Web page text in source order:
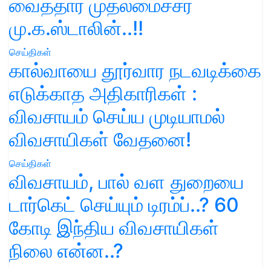
வைத்தார் முதலமைச்சர்
மு.க.ஸ்டாலின்..!!
செய்திகள்
கால்வாயை தூர்வார நடவடிக்கை
எடுக்காத அதிகாரிகள் :
விவசாயம் செய்ய முடியாமல்
விவசாயிகள் வேதனை!
செய்திகள்
விவசாயம், பால் வள துறையை
டார்கெட் செய்யும் டிரம்ப்..? 60
கோடி இந்திய விவசாயிகள்
நிலை என்ன..?